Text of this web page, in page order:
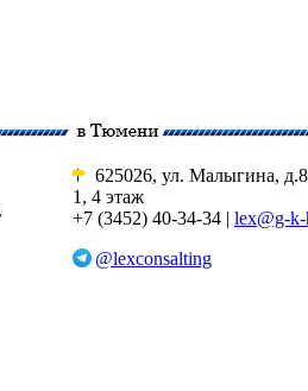
625026, ул. Малыгина,
1, 4 этаж
+7 (3452) 40-34-34 | lex@g-
@lexconsalting